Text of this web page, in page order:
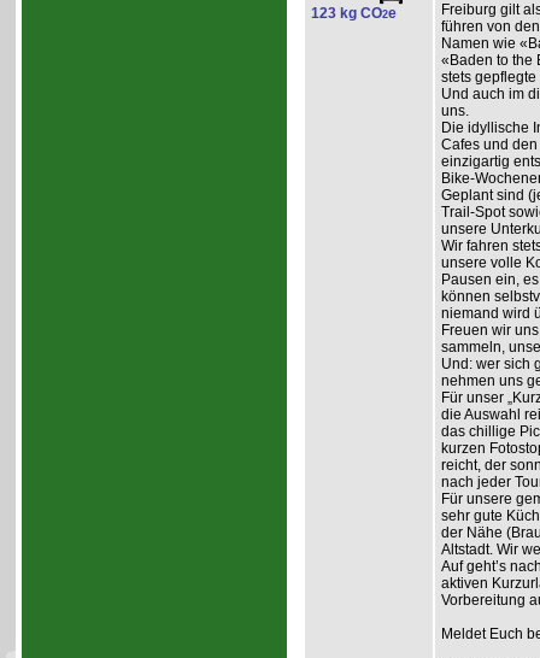
123 kg CO2e
Freiburg gilt
führen von
Namen wie
«Baden to the
stets
Und auch im
uns.
Die idyllische
Cafes und
einzigartig
Bike-
Geplant sind
Trail-Spot
unsere
Wir fahren
unsere volle
Pausen ein,
können
niemand wird
Freuen wir
sammeln,
Und: wer sich
nehmen uns
Für unser
die Auswahl
das chillige
kurzen
reicht, der
nach jeder
Für unsere
sehr gute
der Nähe
Altstadt. Wir
Auf geht’s
aktiven
Vorbereitung
Meldet Euch